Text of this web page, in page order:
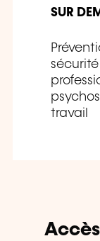
SUR
travail